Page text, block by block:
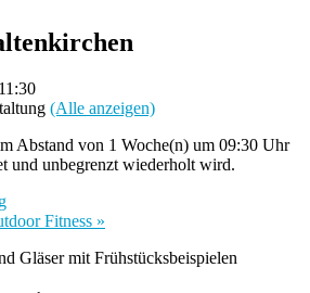
11:30
(Alle anzeigen)
Abstand von 1 Woche(n) um 09:30 Uhr
und unbegrenzt wiederholt wird.
Fitness »